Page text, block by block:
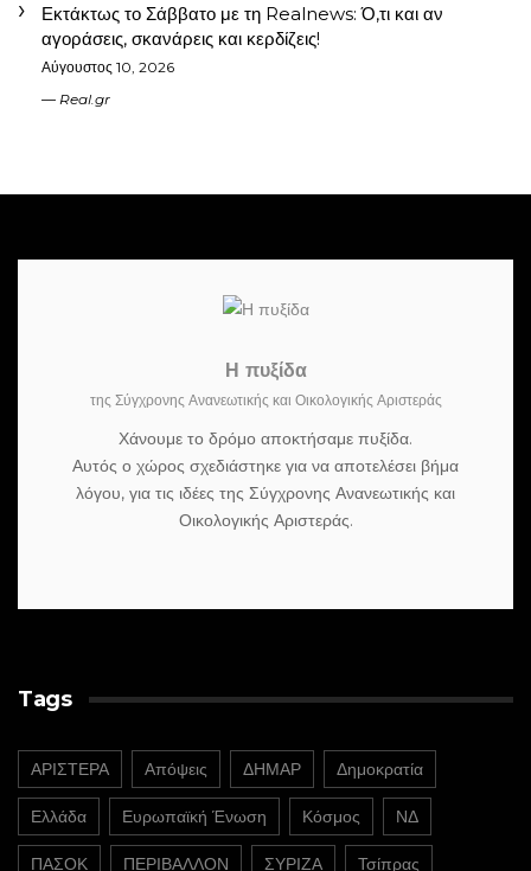
Εκτάκτως το Σάββατο με τη Realnews: Ό,τι και αν
αγοράσεις, σκανάρεις και κερδίζεις!
Αύγουστος 10, 2026
Real.gr
Η πυξίδα
της Σύγχρονης Ανανεωτικής και Οικολογικής Αριστεράς
Χάνουμε το δρόμο αποκτήσαμε πυξίδα.
Αυτός ο χώρος σχεδιάστηκε για να αποτελέσει βήμα
λόγου, για τις ιδέες της Σύγχρονης Ανανεωτικής και
Οικολογικής Αριστεράς.
Tags
ΑΡΙΣΤΕΡΑ Απόψεις ΔΗΜΑΡ Δημοκρατία
Ελλάδα Ευρωπαϊκή Ένωση Κόσμος ΝΔ
ΠΑΣΟΚ ΠΕΡΙΒΑΛΛΟΝ ΣΥΡΙΖΑ Τσίπρας